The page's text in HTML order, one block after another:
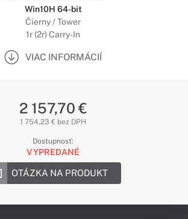
Win10H 64-bit
Čierny / Tower
1r (2r) Carry-In
VIAC INFORMÁCIÍ
2 157,70 €
1 754,23 € bez DPH
Dostupnosť:
VYPREDANÉ
OTÁZKA NA PRODUKT